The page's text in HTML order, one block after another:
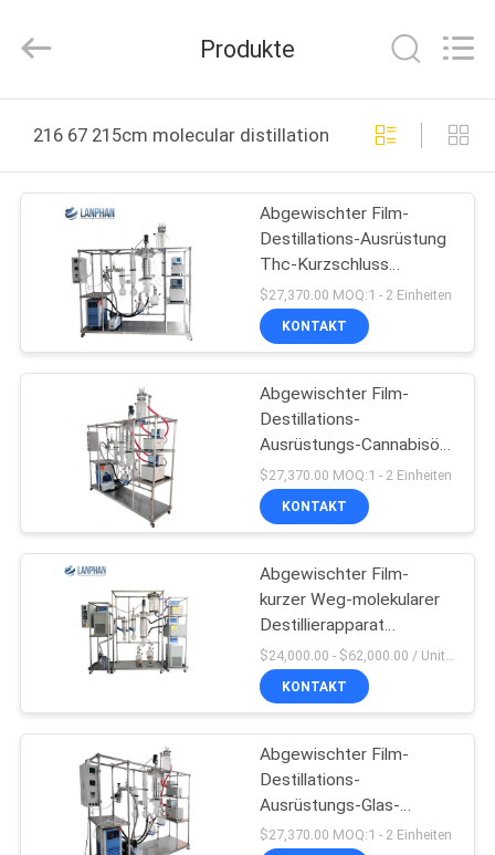
PRODUKTE
VIDEOS
UNS
FABRIK-
AUSFLUG
QUALITÄTSKONTROLLE
TRETEN
UNS
VERBINDUNG
Co.,Ltd.
Produkte
216 67 215cm molecular distillation equipment online
Abgewischter Film-
Destillations-Ausrüstung
Thc-Kurzschluss
molekulare 450 U/min
elektrisch
$27,370.00 MOQ:1 - 2 Einheiten
KONTAKT
Abgewischter Film-
Destillations-
Ausrüstungs-Cannabisöl-
molekularer
Destillierapparat
$27,370.00 MOQ:1 - 2 Einheiten
KONTAKT
Abgewischter Film-
kurzer Weg-molekularer
Destillierapparat
Equipment Lab New 1L
KONTAKT
Abgewischter Film-
Destillations-
Ausrüstungs-Glas-
Elektroantrieb
$27,370.00 MOQ:1 - 2 Einheiten